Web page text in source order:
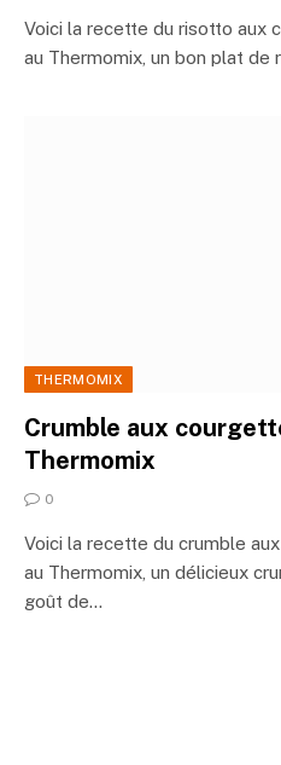
Voici la recette du risotto aux
au Thermomix, un bon plat
THERMOMIX
Crumble aux
Thermomix
0
Voici la recette du crumble
au Thermomix, un délicieux
goût de…